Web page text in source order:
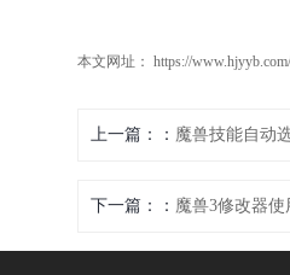
本文网址： https://
上一篇：
下一篇： 魔兽3修改器使